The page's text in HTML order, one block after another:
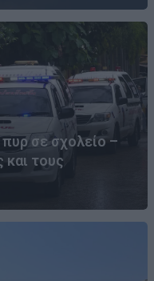
σε σχολείο –
και τους